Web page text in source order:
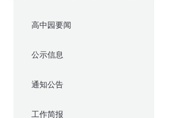
高中园要闻
公示信息
通知公告
工作简报